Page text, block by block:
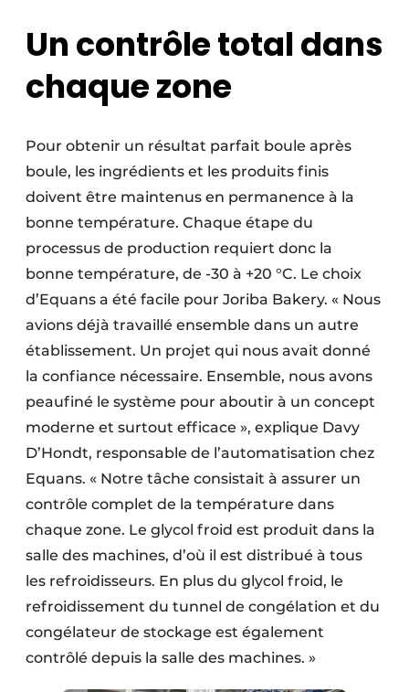
Un contrôle total dans
chaque zone
Pour obtenir un résultat parfait boule après
boule, les ingrédients et les produits finis
doivent être maintenus en permanence à la
bonne température. Chaque étape du
processus de production requiert donc la
bonne température, de -30 à +20 °C. Le choix
d’Equans a été facile pour Joriba Bakery. « Nous
avions déjà travaillé ensemble dans un autre
établissement. Un projet qui nous avait donné
la confiance nécessaire. Ensemble, nous avons
peaufiné le système pour aboutir à un concept
moderne et surtout efficace », explique Davy
D’Hondt, responsable de l’automatisation chez
Equans. « Notre tâche consistait à assurer un
contrôle complet de la température dans
chaque zone. Le glycol froid est produit dans la
salle des machines, d’où il est distribué à tous
les refroidisseurs. En plus du glycol froid, le
refroidissement du tunnel de congélation et du
congélateur de stockage est également
contrôlé depuis la salle des machines. »